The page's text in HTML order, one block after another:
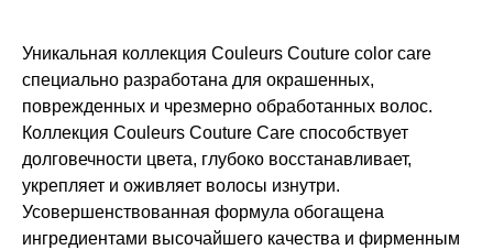
Уникальная коллекция Couleurs Couture color care
специально разработана для окрашенных,
поврежденных и чрезмерно обработанных волос.
Коллекция Couleurs Couture Care способствует
долговечности цвета, глубоко восстанавливает,
укрепляет и оживляет волосы изнутри.
Усовершенствованная формула обогащена
ингредиентами высочайшего качества и фирменным